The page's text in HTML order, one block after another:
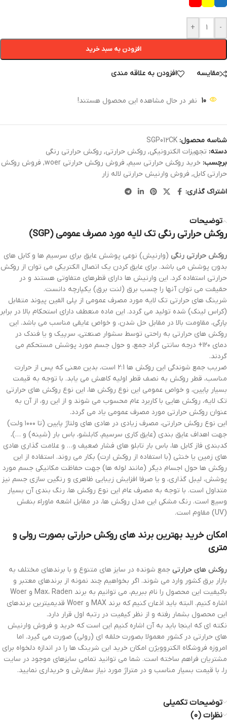
-
+
افزودن به سبد خرید
مقایسه افزودن به علاقه مندی
10 نفر در حال مشاهده این محصول هستند!
شناسه محصول: SGP012CK
دسته: تجهیزات الکترونیکی, روکش حرارتی, روکش حرارتی رنگی
برچسب: خرید روکش حرارتی سیم, فروش روکش حرارتی woer , فروش روکش
حرارتی کابل, فروش وارنیش حرارتی لاله زار
اشتراک گذاری:
توضیحات
روکش حرارتی رنگی تک لایه مورد مصرف عمومی (SGP)
روکش حرارتی رنگی (وارنیش) نوعی پوشش عایق برای سرسیم ها و کابل های
بدون پوشش می باشد. برای عایق کردن یک اتصال الکتریکی می توان از روکش
حرارتی استفاده کرد. این وارنیش ها دارای قطرهای متفاوتی هستند و در
حقیقت می توان آنها را چسب برق (لنت برق) یکپارچه دانست.
شرینگ های حرارتی تک لایه مورد مصرف عمومی از پلی الفین پیوند متقابل
(کراس لینک) شده تولید می گردد. این ماده منعطف دارای استحکام بالا در برابر
پارگی، مقاومت بالا در مقابل حل شدن، و خواص عایقی مناسب می باشد. این
روکش های حرارتی به راحتی توسط سشوار صنعتی، سرپیک و یا فندک در
دمای ۱۲۰+ درجه سانتی گراد جمع، و حول جسم مورد پوشش مستحکم می
گردند.
ضریب جمع شوندگی این روکش ها 2:1 است، بدین معنی که پس از حرارت
مناسب، قطر روکش به نصف قطر اولیه کاهش می یابد. با توجه به قیمت
بسیار پایین، و خواص عمومی این نوع روکش ها، این نوع روکش های حرارتی
تک لایه، روکش هایی با کاربرد عام محسوب می شوند و از این رو، از آن به
عنوان روکش حرارتی مورد مصرف عمومی یاد می گردد.
این نوع روکش حرارتی، مصرف زیادی در هادی های ولتاژ پایین (تا ۱۰۰۰ ولت)
جهت اهداف عایق بندی (عایق کاری سرسیم، کابلشو، باس بار (شینه) و …)،
کدبندی فاز کابل ها، باس بار تابلو های فشار ضعیف و… و علامت گذاری هادی
های زمین یا خنثی (با استفاده از روکش ارت) بکار می روند. استقاده از این
روکش ها حول اجسام دیگر (مانند لوله ها) جهت حفاظت مکانیکی جسم مورد
پوشش، لیبل گذاری، و یا صرفا افزایش زیبایی ظاهری و رنگین سازی جسم نیز
متداول است. با توجه به مصرف عام این نوع روکش ها، رنگ بندی آن بسیار
وسیع است. رنگ مشکی این مدل روکش ها، در مقابل اشعه ماوراء بنفش
(UV) مقاوم است.
امکان خرید بهترین برند های روکش حرارتی بصورت رولی و
متری
روکش های حرارتی جمع شونده در سایز های متنوع و با برندهای مختلف به
بازار برق کشور وارد می شوند. اگر بخواهیم چند نمونه از برندهای معتبر و
باکیفیت این محصول را نام ببریم، می توانیم به برند Max، Raden و Woer
اشاره کنیم. البته باید اذعان کنیم که برند MAX و Woer قدیمیترین برندهای
این محصول بشمار رفته و از نظر کیفیت در رتبه اول قرار دارد.
نکته ای که اینجا باید به آن اشاره کنیم این است که خرید و فروش وارنیش
های حرارتی در کشور معمولا بصورت حلقه ای (رولی) صورت می گیرد. اما
امروزه فروشگاه الکتروویژن امکان خرید این شرینگ ها را در اندازه دلخواه برای
مشتریان فراهم ساخته است. شما می توانید تمامی سایزهای موجود در سایت
را، با قیمت بسیار مناسب و در متراژ مورد نیاز سفارش و خریداری نمایید.
توضیحات تکمیلی
نظرات (0)